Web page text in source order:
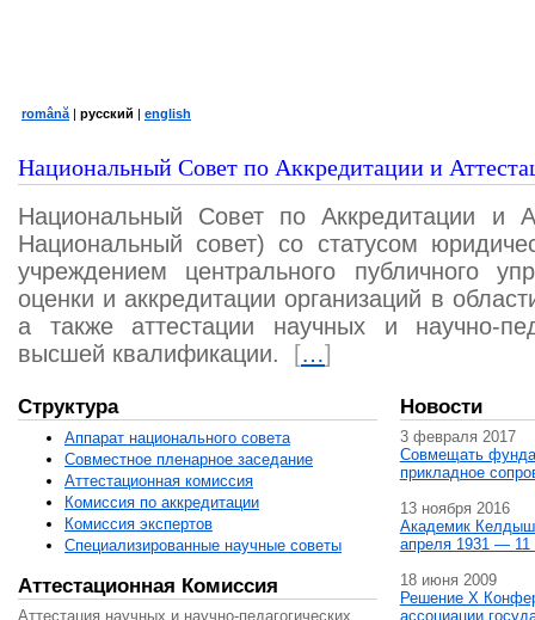
română | русский | english
Национальный Совет по Аккредитации и
Национальный Совет по Аккредитации и
Национальный совет) со статусом
учреждением центрального публичного
оценки и аккредитации организаций в
а также аттестации научных и научно-
высшей квалификации.
[…]
Структура
Аппарат национального совета
Совместное пленарное заседание
Аттестационная комисcия
Комиссия по аккредитации
Комиссия экспертов
Специализированные научные советы
Аттестационная Комиссия
Аттестация научных и научно-педагогических
Новости
3 февраля 2017
Совмещать
прикладное
13 ноября 2016
Академик
апреля 1931 — 11
18 июня 2009
Решение X
ассоциации